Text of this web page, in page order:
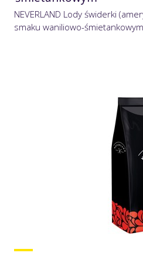
NEVERLAND Lody świderki
smaku waniliowo-